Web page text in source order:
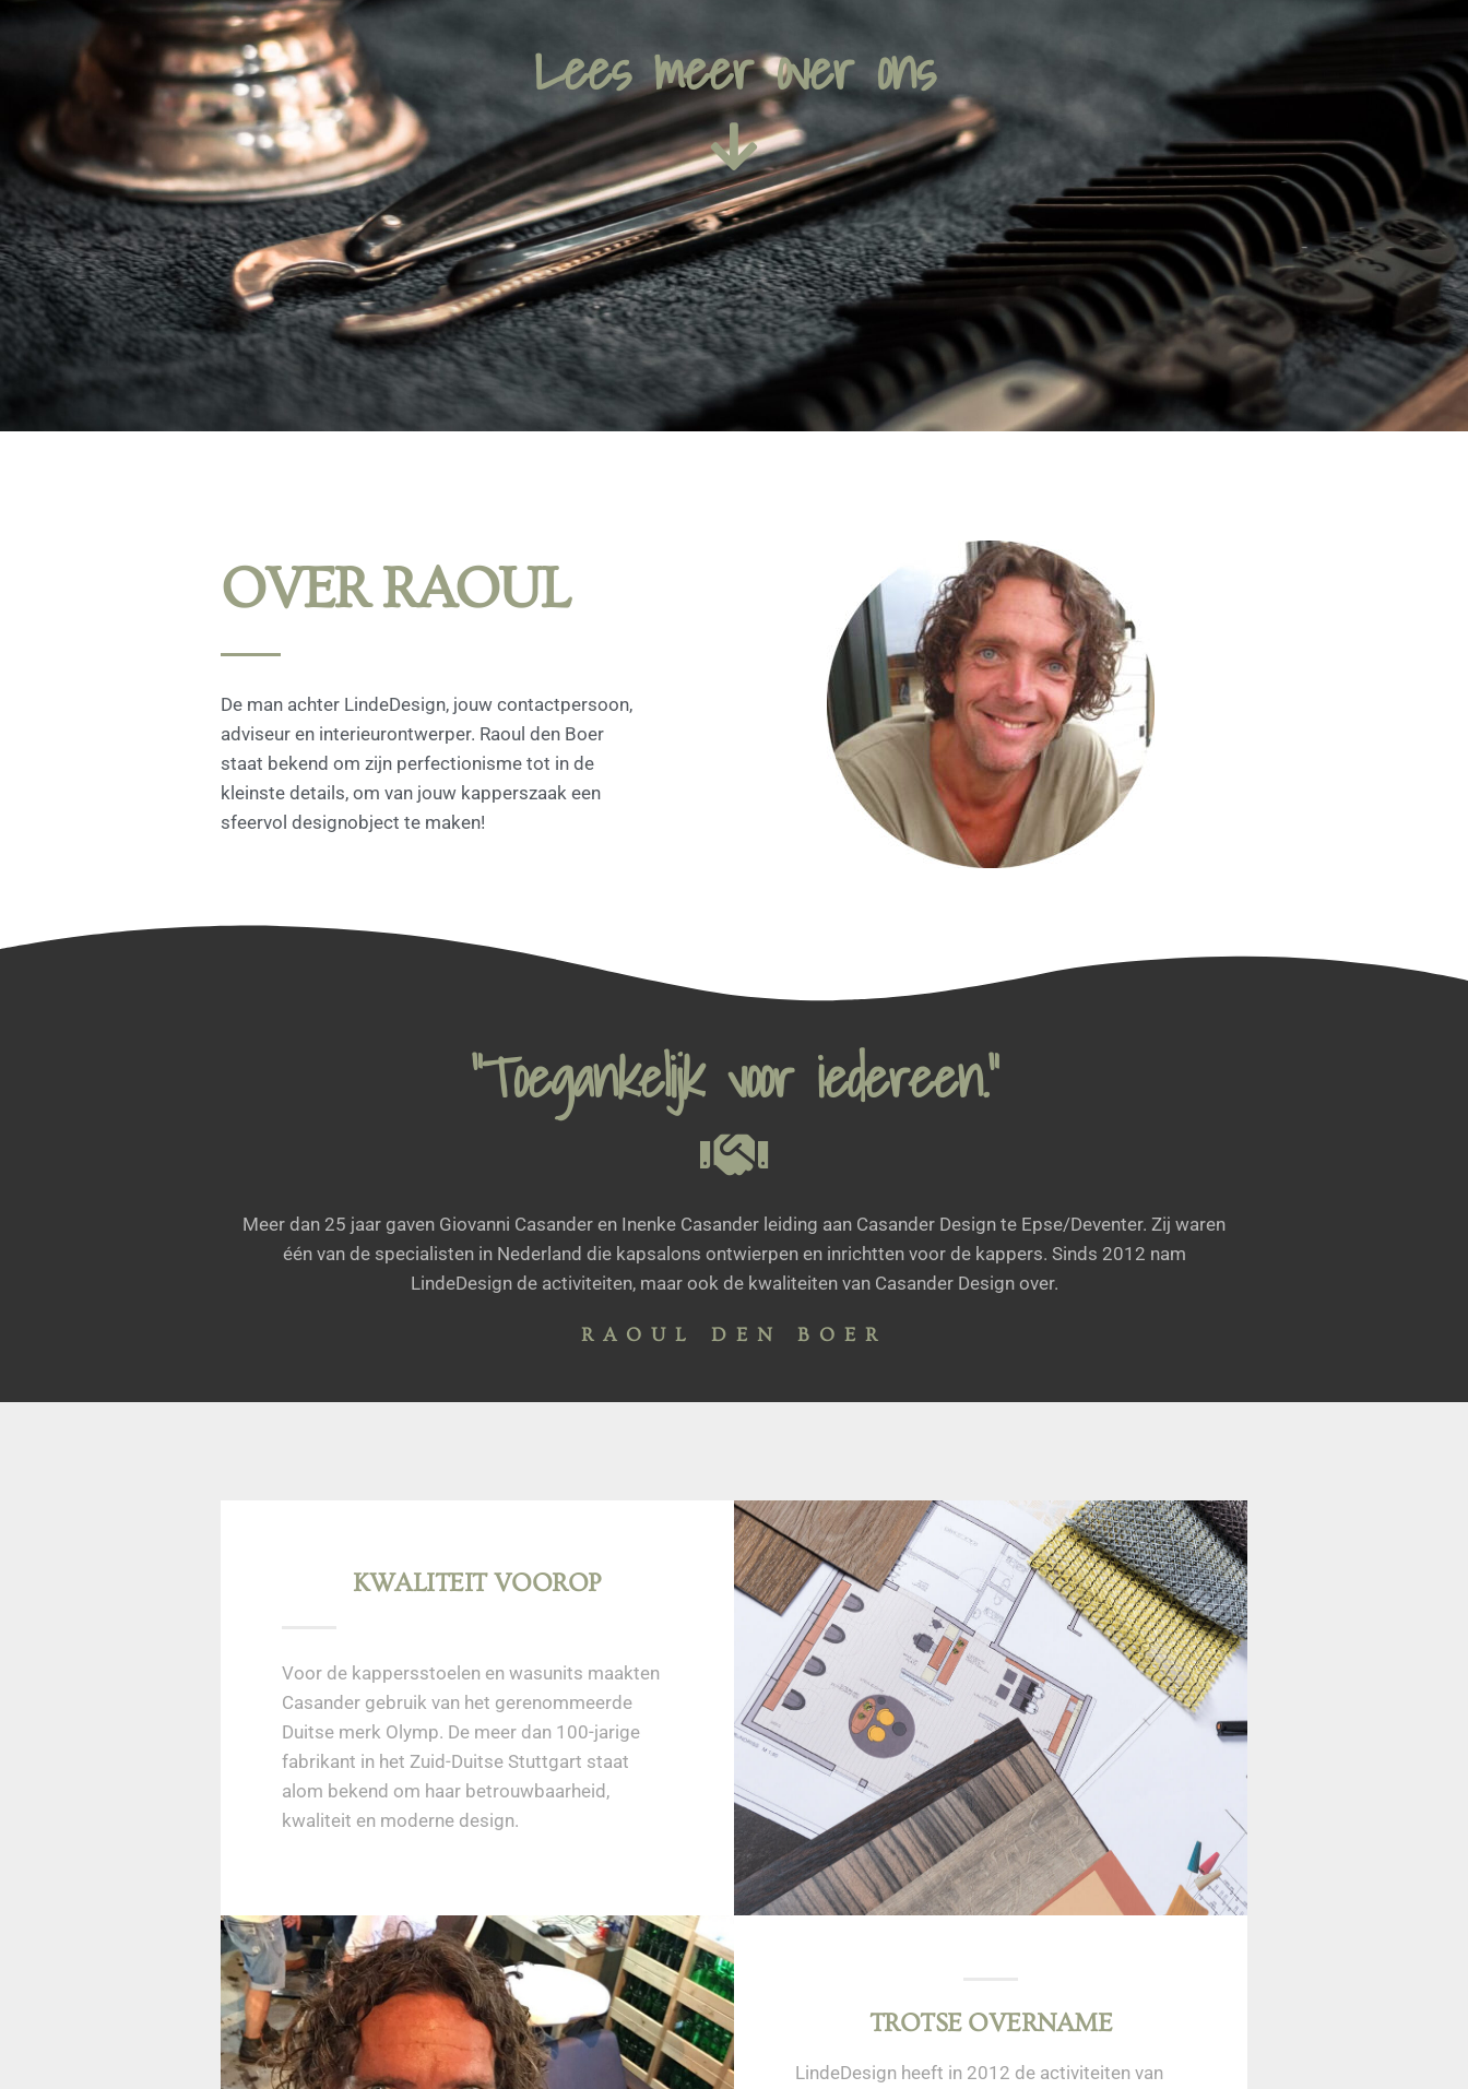
Lees meer over ons
OVER RAOUL
De man achter LindeDesign, jouw contactpersoon,
adviseur en interieurontwerper. Raoul den Boer
staat bekend om zijn perfectionisme tot in de
kleinste details, om van jouw kapperszaak een
sfeervol designobject te maken!
“Toegankelijk voor iedereen.”
Meer dan 25 jaar gaven Giovanni Casander en Inenke Casander leiding aan Casander Design te Epse/Deventer. Zij waren
één van de specialisten in Nederland die kapsalons ontwierpen en inrichtten voor de kappers. Sinds 2012 nam
LindeDesign de activiteiten, maar ook de kwaliteiten van Casander Design over.
RAOUL DEN BOER
KWALITEIT VOOROP
Voor de kappersstoelen enwasunits maakten
Casander gebruik van het gerenommeerde
Duitse merk Olymp. De meer dan 100-jarige
fabrikant in het Zuid-DuitseStuttgart staat
alom bekend om haar betrouwbaarheid,
kwaliteit en moderne design.
TROTSE OVERNAME
LindeDesign heeft in 2012 de activiteiten van